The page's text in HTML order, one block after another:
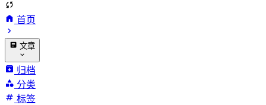
首页
文章
归档
分类
标签